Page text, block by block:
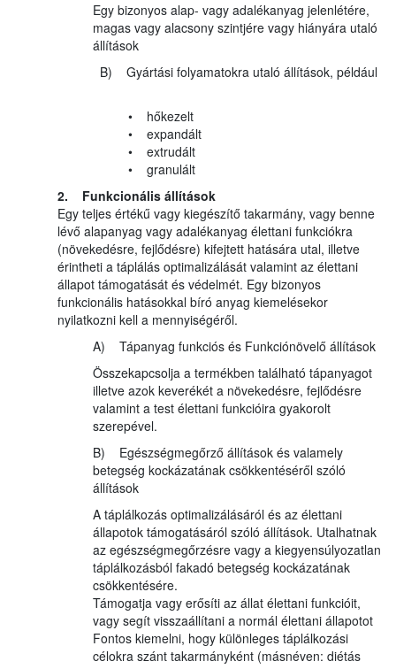
Egy bizonyos alap- vagy adalékanyag jelenlétére,
magas vagy alacsony szintjére vagy hiányára utaló
állítások
B) Gyártási folyamatokra utaló állítások, például
• hőkezelt
• expandált
• extrudált
• granulált
2. Funkcionális állítások
Egy teljes értékű vagy kiegészítő takarmány, vagy benne
lévő alapanyag vagy adalékanyag élettani funkciókra
(növekedésre, fejlődésre) kifejtett hatására utal, illetve
érintheti a táplálás optimalizálását valamint az élettani
állapot támogatását és védelmét. Egy bizonyos
funkcionális hatásokkal bíró anyag kiemelésekor
nyilatkozni kell a mennyiségéről.
A) Tápanyag funkciós és Funkciónövelő állítások
Összekapcsolja a termékben található tápanyagot
illetve azok keverékét a növekedésre, fejlődésre
valamint a test élettani funkcióira gyakorolt
szerepével.
B) Egészségmegőrző állítások és valamely
betegség kockázatának csökkentéséről szóló
állítások
A táplálkozás optimalizálásáról és az élettani
állapotok támogatásáról szóló állítások. Utalhatnak
az egészségmegőrzésre vagy a kiegyensúlyozatlan
táplálkozásból fakadó betegség kockázatának
csökkentésére.
Támogatja vagy erősíti az állat élettani funkcióit,
vagy segít visszaállítani a normál élettani állapotot
Fontos kiemelni, hogy különleges táplálkozási
célokra szánt takarmányként (másnéven: diétás